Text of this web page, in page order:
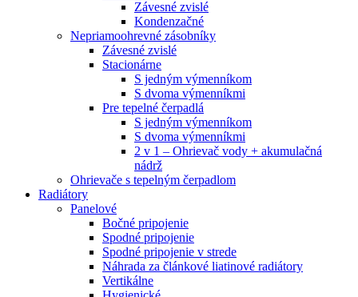
Závesné zvislé
Kondenzačné
Nepriamoohrevné zásobníky
Závesné zvislé
Stacionárne
S jedným výmenníkom
S dvoma výmenníkmi
Pre tepelné čerpadlá
S jedným výmenníkom
S dvoma výmenníkmi
2 v 1 – Ohrievač vody + akumulačná
nádrž
Ohrievače s tepelným čerpadlom
Radiátory
Panelové
Bočné pripojenie
Spodné pripojenie
Spodné pripojenie v strede
Náhrada za článkové liatinové radiátory
Vertikálne